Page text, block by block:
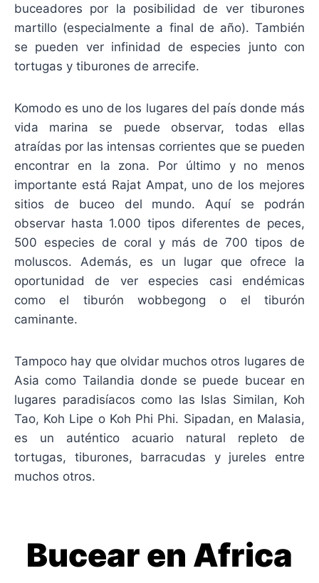
buceadores por la posibilidad de ver tiburones
martillo (especialmente a final de año). También
se pueden ver infinidad de especies junto con
tortugas y tiburones de arrecife.
Komodo es uno de los lugares del país donde más
vida marina se puede observar, todas ellas
atraídas por las intensas corrientes que se pueden
encontrar en la zona. Por último y no menos
importante está Rajat Ampat, uno de los mejores
sitios de buceo del mundo. Aquí se podrán
observar hasta 1.000 tipos diferentes de peces,
500 especies de coral y más de 700 tipos de
moluscos. Además, es un lugar que ofrece la
oportunidad de ver especies casi endémicas
como el tiburón wobbegong o el tiburón
caminante.
Tampoco hay que olvidar muchos otros lugares de
Asia como Tailandia donde se puede bucear en
lugares paradisíacos como las Islas Similan, Koh
Tao, Koh Lipe o Koh Phi Phi. Sipadan, en Malasia,
es un auténtico acuario natural repleto de
tortugas, tiburones, barracudas y jureles entre
muchos otros.
Bucear en Africa